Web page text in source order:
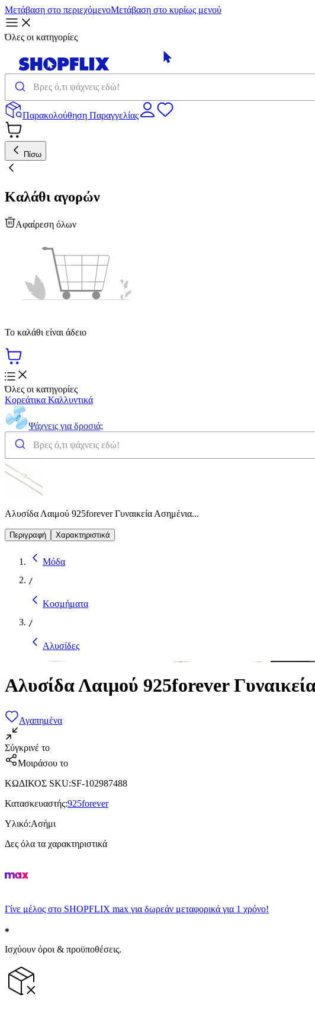
Μετάβαση στο περιεχόμενοΜετάβαση στο κυρίως μενού
Όλες οι κατηγορίες
Παρακολούθηση Παραγγελίας
Πίσω
Καλάθι αγορών
Αφαίρεση όλων
Το καλάθι είναι άδειο
Όλες οι κατηγορίες
Κορεάτικα Καλλυντικά
Ψάχνεις για δροσιά;
Αλυσίδα Λαιμού 925forever Γυναικεία Ασημένια...
Περιγραφή Χαρακτηριστικά
Μόδα
/
Κοσμήματα
/
Αλυσίδες
Αλυσίδα Λαιμού 925forever
Αγαπημένα
Σύγκρινέ το
Μοιράσου το
ΚΩΔΙΚΟΣ SKU:SF-102987488
Κατασκευαστής:925forever
Υλικό:Ασήμι
Δες όλα τα χαρακτηριστικά
Γίνε μέλος στο SHOPFLIX max για δωρεάν μεταφορικά για 1 χρόνο!
Ισχύουν όροι & προϋποθέσεις.